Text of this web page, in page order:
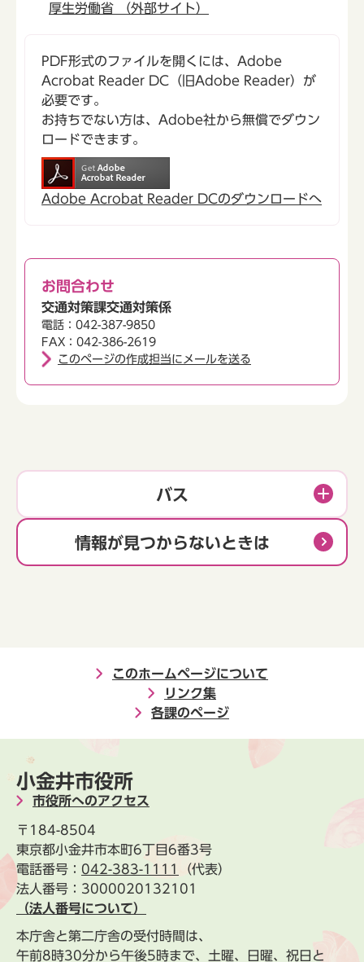
厚生労働省 （外部サイト）
PDF形式のファイルを開くには、Adobe
Acrobat Reader DC（旧Adobe Reader）が
必要です。
お持ちでない方は、Adobe社から無償でダウン
ロードできます。
Adobe Acrobat Reader DCのダウンロードへ
お問合わせ
交通対策課交通対策係
電話：042-387-9850
FAX：042-386-2619
このページの作成担当にメールを送る
バス
情報が見つからないときは
このホームページについて
リンク集
各課のページ
小金井市役所
市役所へのアクセス
〒184-8504
東京都小金井市本町6丁目6番3号
電話番号： 042-383-1111
（代表）
法人番号：3000020132101
（法人番号について）
本庁舎と第二庁舎の受付時間は、
午前8時30分から午後5時まで、土曜、日曜、祝日と